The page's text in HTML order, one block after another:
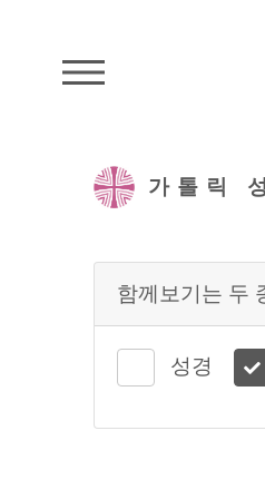
가톨릭
함께보기는 두
성경